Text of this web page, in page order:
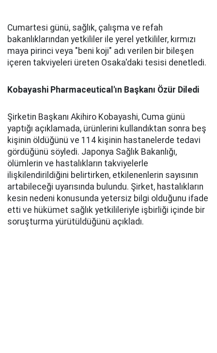
Cumartesi günü, sağlık, çalışma ve refah
bakanlıklarından yetkililer ile yerel yetkililer, kırmızı
maya pirinci veya "beni koji" adı verilen bir bileşen
içeren takviyeleri üreten Osaka'daki tesisi denetledi.
Kobayashi Pharmaceutical'ın Başkanı Özür Diledi
Şirketin Başkanı Akihiro Kobayashi, Cuma günü
yaptığı açıklamada, ürünlerini kullandıktan sonra beş
kişinin öldüğünü ve 114 kişinin hastanelerde tedavi
gördüğünü söyledi. Japonya Sağlık Bakanlığı,
ölümlerin ve hastalıkların takviyelerle
ilişkilendirildiğini belirtirken, etkilenenlerin sayısının
artabileceği uyarısında bulundu. Şirket, hastalıkların
kesin nedeni konusunda yetersiz bilgi olduğunu ifade
etti ve hükümet sağlık yetkilileriyle işbirliği içinde bir
soruşturma yürütüldüğünü açıkladı.